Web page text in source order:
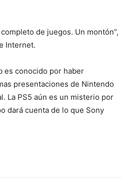
de juegos. Un montón”,
Internet.
es conocido por haber
presentaciones de Nintendo
La PS5 aún es un misterio por
dará cuenta de lo que Sony